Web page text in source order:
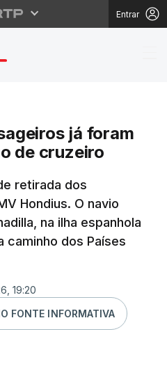
Entrar
já foram
de cruzeiro
retirada dos
Hondius. O navio
na ilha espanhola
caminho dos Países
19:20
FONTE INFORMATIVA